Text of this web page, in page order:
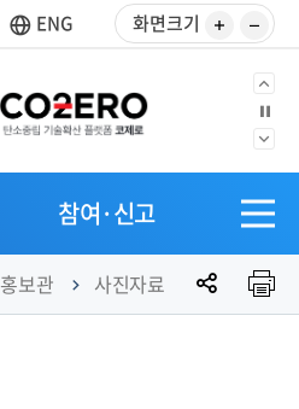
ENG 화면크기
사
기
사
즈
줄
기
으
로음
으
참여·신고
전
체
메
뉴
홍보관 사진자료
공
유